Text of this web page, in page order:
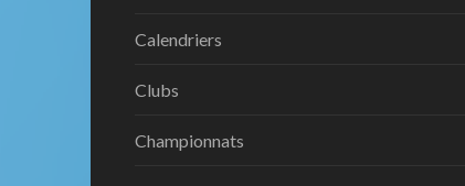
Calendriers
Clubs
Championnats